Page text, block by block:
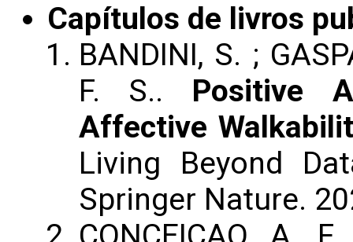
Capítulos de livros
BANDINI, S. ;
F. S.. Positive
Affective
Living Beyond
Springer Nature.